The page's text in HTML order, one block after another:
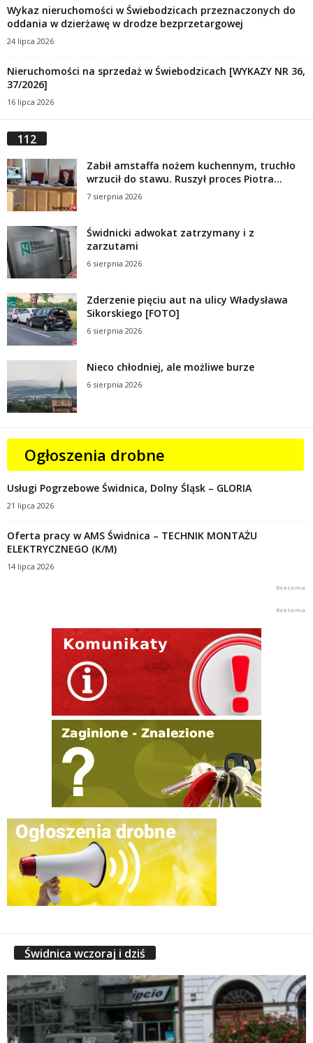
Wykaz nieruchomości w Świebodzicach przeznaczonych do
oddania w dzierżawę w drodze bezprzetargowej
24 lipca 2026
Nieruchomości na sprzedaż w Świebodzicach [WYKAZY NR 36,
37/2026]
16 lipca 2026
112
Zabił amstaffa nożem kuchennym, truchło
wrzucił do stawu. Ruszył proces Piotra...
7 sierpnia 2026
Świdnicki adwokat zatrzymany i z
zarzutami
6 sierpnia 2026
Zderzenie pięciu aut na ulicy Władysława
Sikorskiego [FOTO]
6 sierpnia 2026
Nieco chłodniej, ale możliwe burze
6 sierpnia 2026
Ogłoszenia drobne
Usługi Pogrzebowe Świdnica, Dolny Śląsk – GLORIA
21 lipca 2026
Oferta pracy w AMS Świdnica – TECHNIK MONTAŻU
ELEKTRYCZNEGO (K/M)
14 lipca 2026
Świdnica wczoraj i dziś